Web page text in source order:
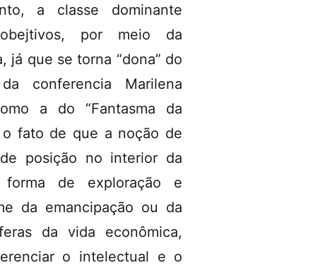
a classe dominante
por meio da
já que se torna “dona” do
conferencia Marilena
a do “Fantasma da
o fato de que a noção de
posição no interior da
de exploração e
da emancipação ou da
da vida econômica,
o intelectual e o